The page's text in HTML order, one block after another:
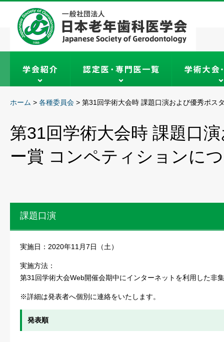
ホーム > 各種委員会 > 第31回学術大会時 課題口演および優秀ポス
第31回学術大会時 課題口
ー賞 コンペティションに
課題口演
実施日：2020年11月7日（土）
実施方法：
第31回学術大会Web開催会期中にインターネットを利用した非
※詳細は発表者へ個別に連絡をいたします。
発表順